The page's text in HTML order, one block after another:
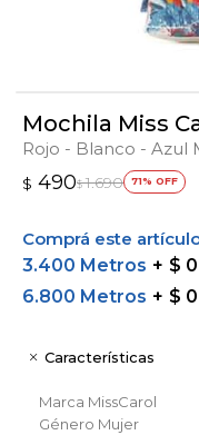
Mochila Miss
Rojo - Blanco - Azul
$ 490$ 1.690 71
Comprá este
3.400 Metros
$ 0
6.800 Metros $ 0
Características
Marca MissCarol
Género Mujer